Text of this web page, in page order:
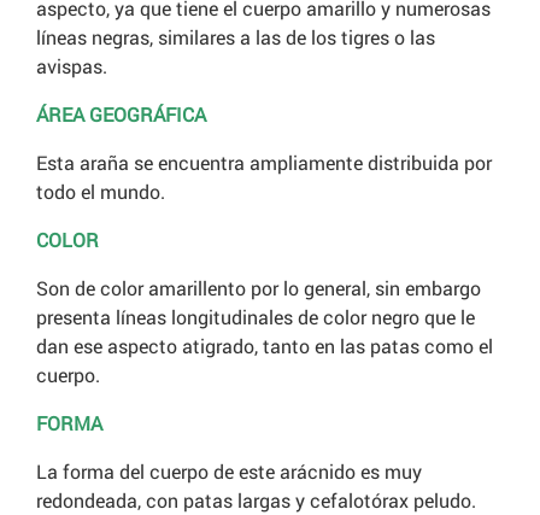
aspecto, ya que tiene el cuerpo amarillo y numerosas
líneas negras, similares a las de los tigres o las
avispas.
ÁREA GEOGRÁFICA
Esta araña se encuentra ampliamente distribuida por
todo el mundo.
COLOR
Son de color amarillento por lo general, sin embargo
presenta líneas longitudinales de color negro que le
dan ese aspecto atigrado, tanto en las patas como el
cuerpo.
FORMA
La forma del cuerpo de este arácnido es muy
redondeada, con patas largas y cefalotórax peludo.